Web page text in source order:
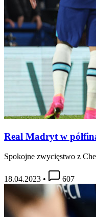
Real Madryt w
Spokojne zwycięstwo z
18.04.2023 • 607